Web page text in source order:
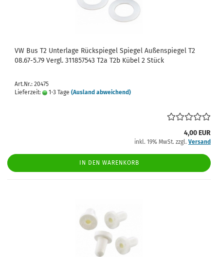
VW Bus T2 Unterlage Rückspiegel Spiegel Außenspiegel T2
08.67-5.79 Vergl. 311857543 T2a T2b Kübel 2 Stück
Art.Nr.: 20475
Lieferzeit:
1-3 Tage (Ausland abweichend)
4,00 EUR
inkl. 19% MwSt. zzgl. Versand
IN DEN WARENKORB